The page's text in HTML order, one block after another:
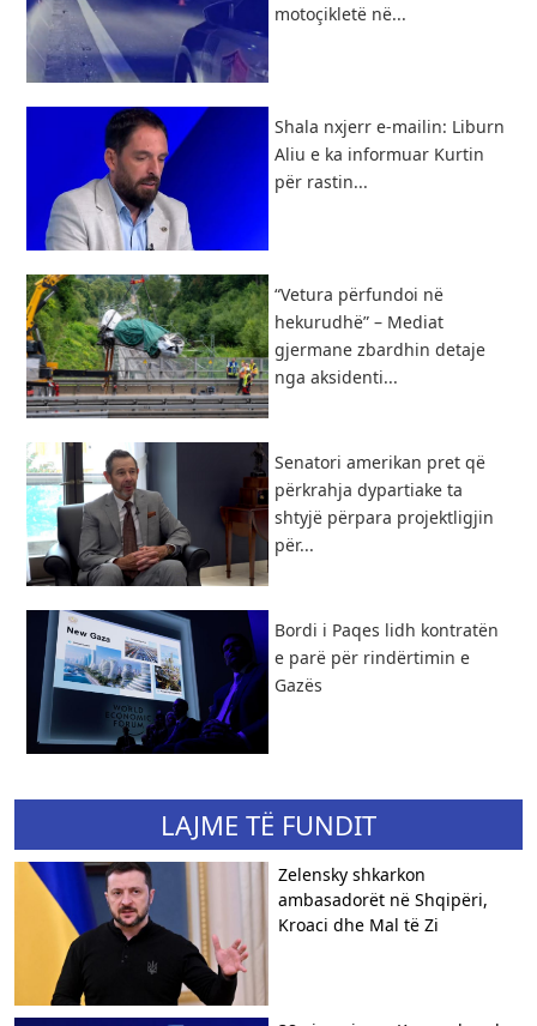
motoçikletë në...
Shala nxjerr e-mailin: Liburn
Aliu e ka informuar Kurtin
për rastin...
“Vetura përfundoi në
hekurudhë” – Mediat
gjermane zbardhin detaje
nga aksidenti...
Senatori amerikan pret që
përkrahja dypartiake ta
shtyjë përpara projektligjin
për...
Bordi i Paqes lidh kontratën
e parë për rindërtimin e
Gazës
LAJME TË FUNDIT
Zelensky shkarkon
ambasadorët në Shqipëri,
Kroaci dhe Mal të Zi